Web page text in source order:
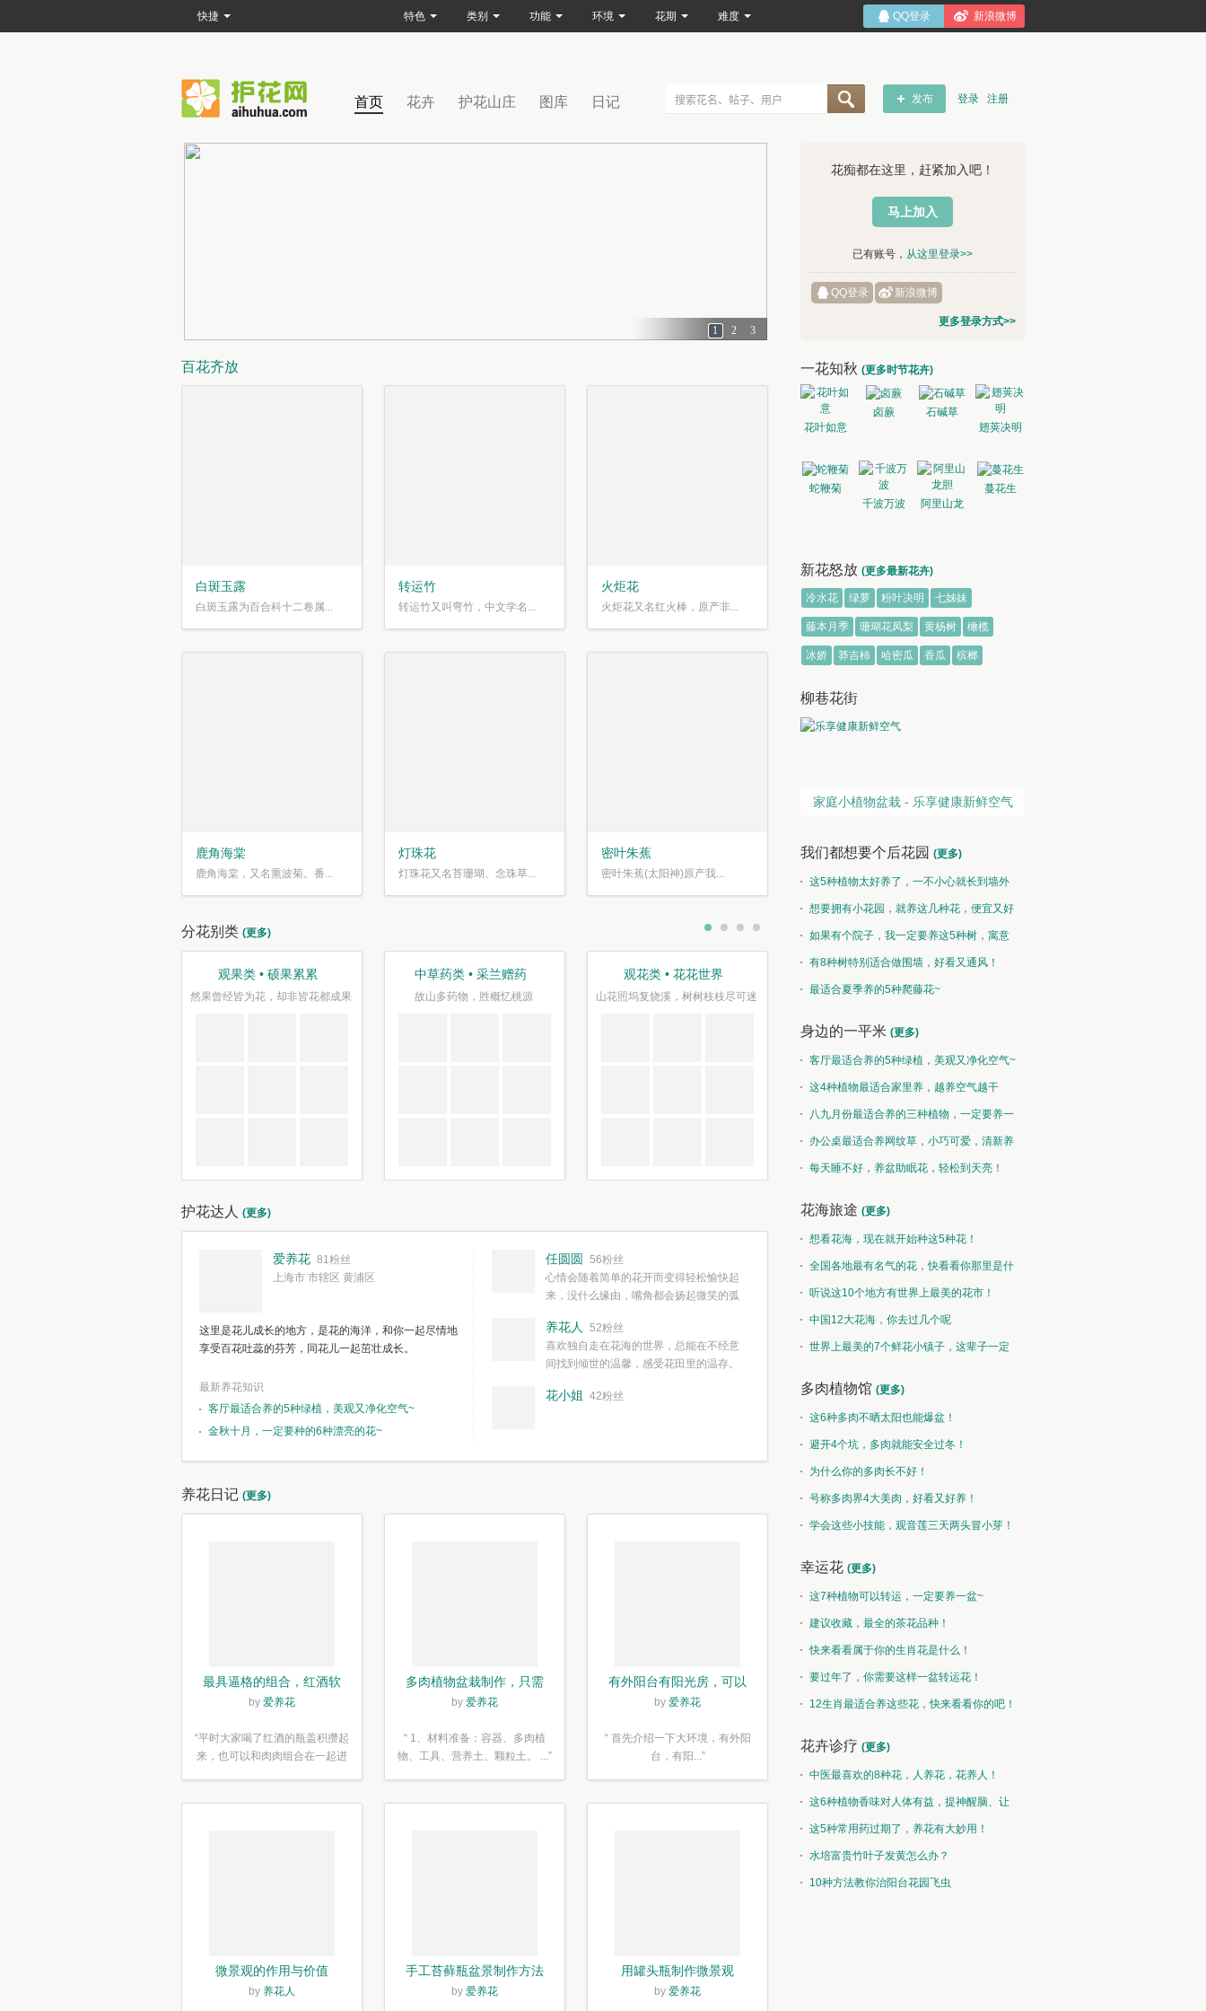
首页 花卉 护花山庄 图库 日记 发布 登录 注册
1 2 3
百花齐放
白斑玉露
白斑玉露为百合科十二卷属...
转运竹
转运竹又叫弯竹，中文学名...
火炬花
火炬花又名红火棒，原产非...
鹿角海棠
鹿角海棠，又名熏波菊。番...
灯珠花
灯珠花又名苔珊瑚、念珠草...
密叶朱蕉
密叶朱蕉(太阳神)原产我...
分花别类 (更多)
观果类 • 硕果累累
然果曾经皆为花，却非皆花都成果
中草药类 • 采兰赠药
故山多药物，胜概忆桃源
观花类 • 花花世界
山花照坞复烧溪，树树枝枝尽可迷 野火烧不尽，春风吹又生
护花达人 (更多)
爱养花 81粉丝
上海市 市辖区 黄浦区
这里是花儿成长的地方，是花的海洋，和你一起尽情地
享受百花吐蕊的芬芳，同花儿一起茁壮成长。
最新养花知识
客厅最适合养的5种绿植，美观又净化空气~
金秋十月，一定要种的6种漂亮的花~
任圆圆
56粉丝
心情会随着简单的花开而变得轻松愉快起
来，没什么缘由，嘴角都会扬起微笑的弧
简单愉快的心情，这些都不需要想得太多，其实都是
我们自己复杂了生活和心境。
养花人
52粉丝
喜欢独自走在花海的世界，总能在不经意
间找到倾世的温馨，感受花田里的温存。
花小姐 42粉丝
养花日记 (更多)
最具逼格的组合，红酒软
木塞diy多肉植物盆栽
by 爱养花
“平时大家喝了红酒的瓶盖积攒起
来，也可以和肉肉组合在一起进
多肉植物盆栽制作，只需
简单6步
by 爱养花
“ 1、材料准备：容器、多肉植
物、工具、营养土、颗粒土。 ...”
有外阳台有阳光房，可以
露养！为了肉肉，任性又
by 爱养花
“ 首先介绍一下大环境，有外阳
台，有阳...”
微景观的作用与价值
by 养花人
手工苔藓瓶盆景制作方法
by 爱养花
用罐头瓶制作微景观
by 爱养花
花痴都在这里，赶紧加入吧！
马上加入
已有账号， 从这里登录>>
QQ登录 新浪微博
更多登录方式>>
一花知秋 (更多时节花卉)
花叶如意
卤蕨
石碱草
翅荚决明
蛇鞭菊
千波万波
阿里山龙
蔓花生
新花怒放 (更多最新花卉)
冷水花 绿萝 粉叶决明 七姊妹
藤本月季 珊瑚花凤梨 黄杨树 橄榄
冰娇 莽吉柿 哈密瓜 香瓜 槟榔
柳巷花街
家庭小植物盆栽 - 乐享健康新鲜空气
我们都想要个后花园 (更多)
这5种植物太好养了，一不小心就长到墙外
了~想要拥有小花园，就养这几种花，便宜又好
养！如果有个院子，我一定要养这5种树，寓意
特别好！
有8种树特别适合做围墙，好看又通风！
最适合夏季养的5种爬藤花~
身边的一平米 (更多)
客厅最适合养的5种绿植，美观又净化空气~
这4种植物最适合家里养，越养空气越干
净！八九月份最适合养的三种植物，一定要养一
盆呀~
办公桌最适合养网纹草，小巧可爱，清新养
眼！每天睡不好，养盆助眠花，轻松到天亮！
花海旅途 (更多)
想看花海，现在就开始种这5种花！
全国各地最有名气的花，快看看你那里是什
么花儿！
听说这10个地方有世界上最美的花市！
中国12大花海，你去过几个呢
世界上最美的7个鲜花小镇子，这辈子一定
多肉植物馆 (更多)
这6种多肉不晒太阳也能爆盆！
避开4个坑，多肉就能安全过冬！
为什么你的多肉长不好！
号称多肉界4大美肉，好看又好养！
学会这些小技能，观音莲三天两头冒小芽！
幸运花 (更多)
这7种植物可以转运，一定要养一盆~
建议收藏，最全的茶花品种！
快来看看属于你的生肖花是什么！
要过年了，你需要这样一盆转运花！
12生肖最适合养这些花，快来看看你的吧！
花卉诊疗 (更多)
中医最喜欢的8种花，人养花，花养人！
这6种植物香味对人体有益，提神醒脑、让
你睡的香、身体棒。
这5种常用药过期了，养花有大妙用！
水培富贵竹叶子发黄怎么办？
10种方法教你治阳台花园飞虫
快捷 特色 类别 功能 环境 花期 难度 QQ登录 新浪微博